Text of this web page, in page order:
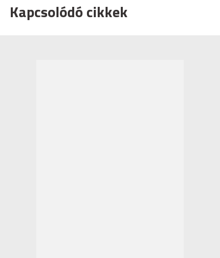
Kapcsolódó cikkek